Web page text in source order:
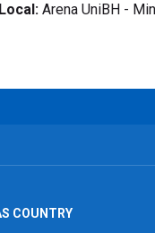
Local: Arena UniBH -
COUNTRY